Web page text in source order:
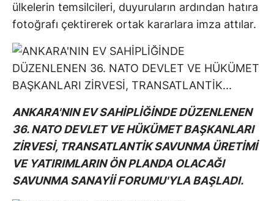
ülkelerin temsilcileri, duyuruların ardından hatıra
fotoğrafı çektirerek ortak kararlara imza attılar.
ANKARA'NIN EV SAHİPLİĞİNDE DÜZENLENEN
36. NATO DEVLET VE HÜKÜMET BAŞKANLARI
ZİRVESİ, TRANSATLANTİK SAVUNMA ÜRETİMİ
VE YATIRIMLARIN ÖN PLANDA OLACAĞI
SAVUNMA SANAYİİ FORUMU'YLA BAŞLADI.